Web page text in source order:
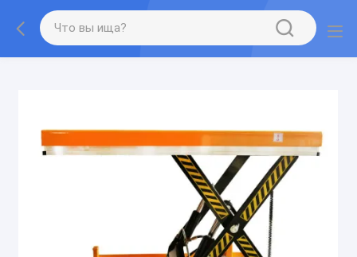
gtag('config', 'G-QWE9HWC3PF', {cookie_flags:
"SameSite=None;Secure"});